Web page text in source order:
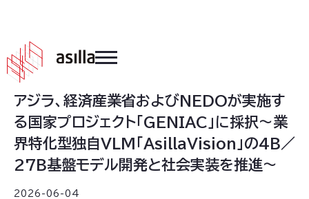
2026 .
アジラ、経済産業省およびNEDOが実施す
る国家プロジェクト「GENIAC」に採択〜業
界特化型独自VLM「AsillaVision」の4B／
27B基盤モデル開発と社会実装を推進〜
2026-06-04